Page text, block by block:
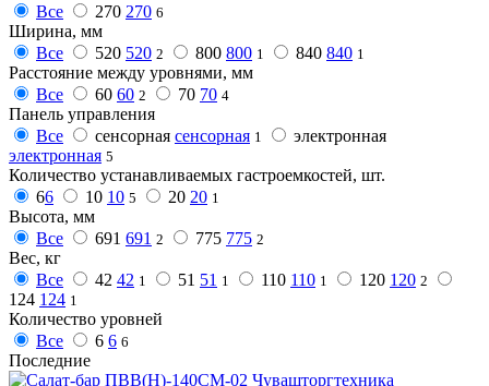
Все
270 270 6
Ширина, мм
Все
520 520 2 800 800 1 840 840 1
Расстояние между уровнями, мм
Все
60 60 2 70 70 4
Панель управления
Все
сенсорная сенсорная 1
электронная
электронная 5
Количество устанавливаемых гастроемкостей, шт.
66 10 10 5 20 20 1
Высота, мм
Все
691 691 2 775 775 2
Вес, кг
Все
42 42 1 51 51 1 110 110 1 120 120 2
124 124 1
Количество уровней
Все
6 6 6
Последние